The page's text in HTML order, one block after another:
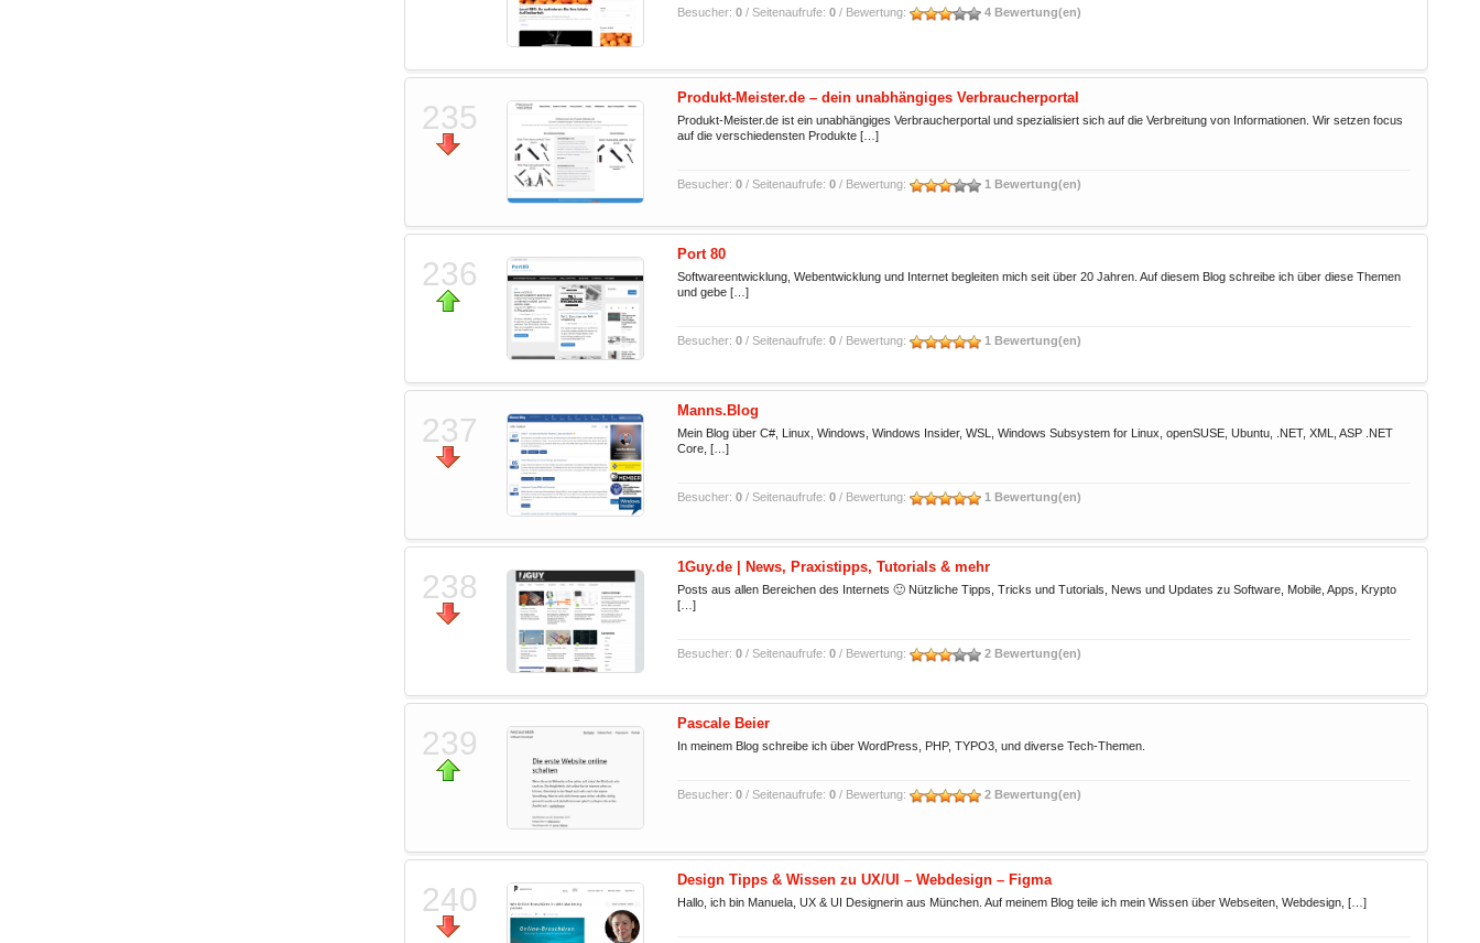
Besucher: 0/ Seitenaufrufe: 0/ Bewertung: 4 Bewertung(en)
235
Produkt-Meister.de – dein unabhängiges Verbraucherportal
Produkt-Meister.de ist ein unabhängiges Verbraucherportal und spezialisiert sich auf die Verbreitung von Informationen. Wir setzen focus
auf die verschiedensten Produkte […]
Besucher: 0/ Seitenaufrufe: 0/ Bewertung: 1 Bewertung(en)
236
Port 80
Softwareentwicklung, Webentwicklung und Internet begleiten mich seit über 20 Jahren. Auf diesem Blog schreibe ich über diese Themen
und gebe […]
Besucher: 0/ Seitenaufrufe: 0/ Bewertung: 1 Bewertung(en)
237
Manns.Blog
Mein Blog über C#, Linux, Windows, Windows Insider, WSL, Windows Subsystem for Linux, openSUSE, Ubuntu, .NET, XML, ASP .NET
Core, […]
Besucher: 0/ Seitenaufrufe: 0/ Bewertung: 1 Bewertung(en)
238
1Guy.de | News, Praxistipps, Tutorials & mehr
Posts aus allen Bereichen des Internets 🙂 Nützliche Tipps, Tricks und Tutorials, News und Updates zu Software, Mobile, Apps, Krypto
[…]
Besucher: 0/ Seitenaufrufe: 0/ Bewertung: 2 Bewertung(en)
239
Pascale Beier
In meinem Blog schreibe ich über WordPress, PHP, TYPO3, und diverse Tech-Themen.
Besucher: 0/ Seitenaufrufe: 0/ Bewertung: 2 Bewertung(en)
240
Design Tipps & Wissen zu UX/UI – Webdesign – Figma
Hallo, ich bin Manuela, UX & UI Designerin aus München. Auf meinem Blog teile ich mein Wissen über Webseiten, Webdesign, […]